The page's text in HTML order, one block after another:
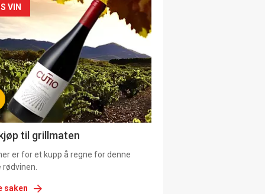
VIN
til grillmaten
er for et kupp å regne for denne
rødvinen.
saken